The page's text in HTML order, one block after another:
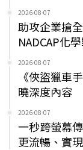
2026-08-07
助攻企業搶
NADCAP化
2026-08-07
《俠盜獵車
曉深度內容
2026-08-07
一秒跨螢幕
更流暢、實